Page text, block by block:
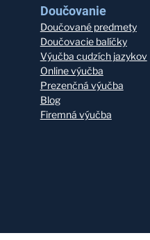
Doučovanie
Doučované predmety
Doučovacie balíčky
Výučba cudzích jazykov
Online výučba
Prezenčná výučba
Blog
Firemná výučba